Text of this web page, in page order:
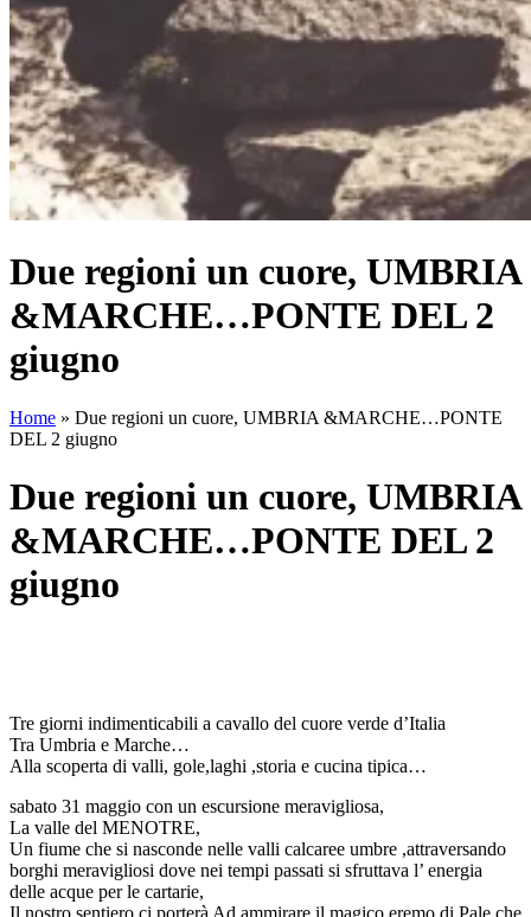
Due regioni un cuore, UMBRIA
&MARCHE…PONTE DEL 2
giugno
Home » Due regioni un cuore, UMBRIA &MARCHE…PONTE
DEL 2 giugno
Due regioni un cuore, UMBRIA
&MARCHE…PONTE DEL 2
giugno
Tre giorni indimenticabili a cavallo del cuore verde d’Italia
Tra Umbria e Marche…
Alla scoperta di valli, gole,laghi ,storia e cucina tipica…
sabato 31 maggio con un escursione meravigliosa,
La valle del MENOTRE,
Un fiume che si nasconde nelle valli calcaree umbre ,attraversando
borghi meravigliosi dove nei tempi passati si sfruttava l’ energia
delle acque per le cartarie,
Il nostro sentiero ci porterà Ad ammirare il magico eremo di Pale che